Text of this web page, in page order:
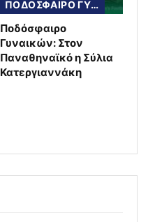
ΠΟΔΟΣΦΑΙΡΟ ΓΥΝΑΙΚΩΝ
Ποδόσφαιρο
Γυναικών: Στον
Παναθηναϊκό η Σύλια
Κατεργιαννάκη